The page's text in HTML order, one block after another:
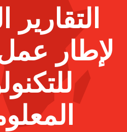
التقارير
لإطار